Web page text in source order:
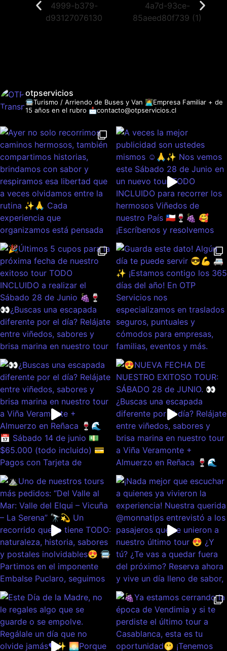
otpservicios
🚍Turismo / Arriendo de Buses y Van 👩‍💻Empresa Familiar + de
15 años en el rubro 📩contacto@otpservicios.cl